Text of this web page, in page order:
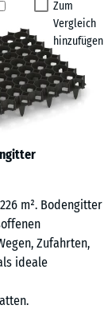
einem
bleibt der
Zum
Vergleich
hinzufügen
m². Bodengitter
Zufahrten,
ideale